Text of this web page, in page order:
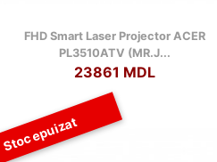
FHD Smart Laser Projector ACER
PL3510ATV (MR.J...
23861 MDL
Stoc epuizat